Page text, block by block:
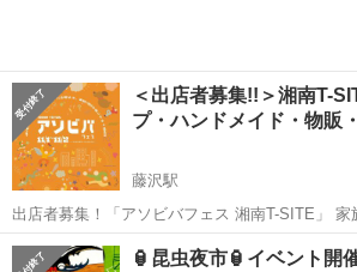
＜出店者募集!!＞湘南T-
プ・ハンドメイド・物販
藤沢駅
出店者募集！「アソビバフェス 湘南T-SITE」 家
店者を募集します！ 湘南T-SITEの駐車場を会場
イベントを企画しています。 【開催概要】 イベント名称: アソビバフ
神奈川 藤沢市 藤沢駅 地域/お祭り
🏮昆虫夜市🏮イベント開